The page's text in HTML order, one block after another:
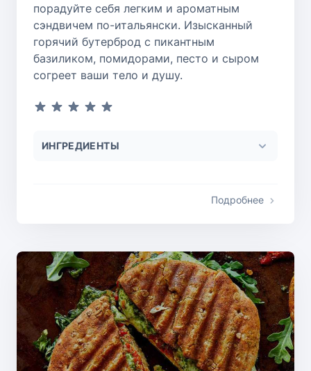
порадуйте себя легким и ароматным
сэндвичем по-итальянски. Изысканный
горячий бутерброд с пикантным
базиликом, помидорами, песто и сыром
согреет ваши тело и душу.
ИНГРЕДИЕНТЫ
Подробнее